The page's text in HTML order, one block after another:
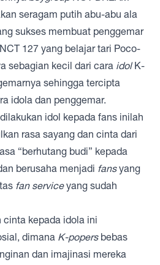
seragam putih abu-abu ala
sukses membuat penggemar
127 yang belajar tari Poco-
sebagian kecil dari cara idol K-
sehingga tercipta
idola dan penggemar.
idol kepada fans inilah
rasa sayang dan cinta dari
“berhutang budi” kepada
berusaha menjadi fansyang
fan serviceyang sudah
cinta kepada idola ini
dimana K-popersbebas
dan imajinasi mereka